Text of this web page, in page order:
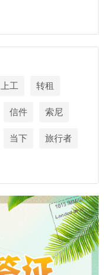
上工 转租
信件 索尼
当下 旅行者